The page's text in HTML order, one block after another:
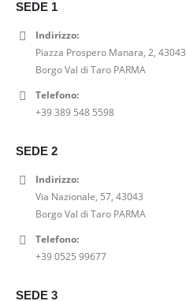
SEDE 1
Indirizzo:
Piazza Prospero Manara, 2, 43043
Borgo Val di Taro PARMA
Telefono:
+39 389 548 5598
SEDE 2
Indirizzo:
Via Nazionale, 57, 43043
Borgo Val di Taro PARMA
Telefono:
+39 0525 99677
SEDE 3